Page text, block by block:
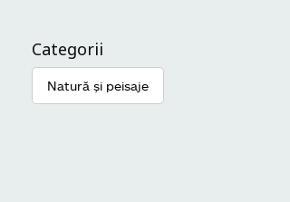
Categorii
Natură și peisaje